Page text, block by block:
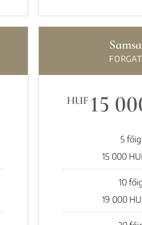
HUF 15
5 főig
15 000
10 főig
19 000